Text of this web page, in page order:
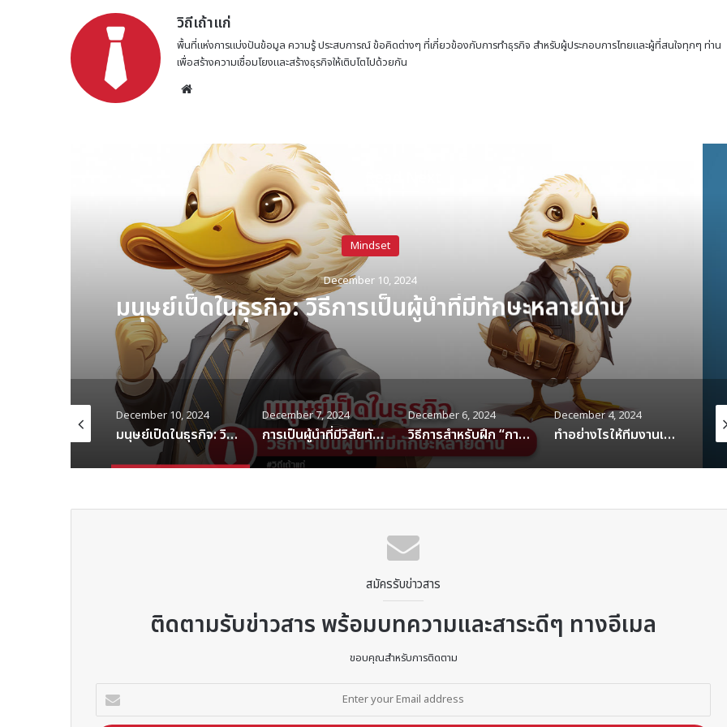
วิถีเถ้าแก่
พื้นที่แห่งการแบ่งปันข้อมูล ความรู้ ประสบการณ์ ข้อคิดต่างๆ ที่เกี่ยวข้องกับการทำธุรกิจ สำหรับผู้ประกอบการไทยและผู้ที่สนใจทุกๆ ท่าน
เพื่อสร้างความเชื่อมโยงและสร้างธุรกิจให้เติบโตไปด้วยกัน
Mindset
December 7, 2024
การเป็นผู้นำที่มีวิสัยทัศน์: กุญแจสู่การเติบโตขององค์กร
December 7, 2024
การเป็นผู้นำที่มีวิสัยทัศน์: กุญแจสู่การเติบโตขององค์กร
December 6, 2024
วิธีการสำหรับฝึก “การฟังเชิงลึก” ของพนักงานในองค์กร
December 4, 2024
ทำอย่างไรให้ทีมงานเชื่อมั่นและเคารพในตัวผู้นำ
December 3, 2024
การใช้เทคโนโลยีเพื่อพัฒนาตัวเอง: เครื่องมือที่เหมาะสำหรับมนุษย์เป็ด
สมัครรับข่าวสาร
ติดตามรับข่าวสาร พร้อมบทความและสาระดีๆ ทางอีเมล
ขอบคุณสำหรับการติดตาม
your